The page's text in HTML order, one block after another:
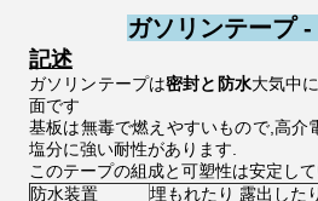
ガソリンテープ
記述
ガソリンテープは密封と防水大気中
面です
基板は無毒で燃えやすいもので,高介
塩分に強い耐性があります.
このテープの組成と可塑性は安定し
防水装置
埋もれたり 露出した